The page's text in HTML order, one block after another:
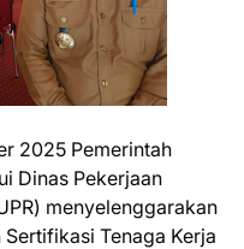
2025 Pemerintah
Dinas Pekerjaan
menyelenggarakan
Tenaga Kerja